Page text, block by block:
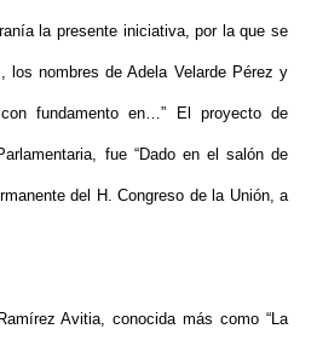
la presente iniciativa, por la que se
los nombres de Adela Velarde Pérez y
fundamento en…” El proyecto de
fue “Dado en el salón de
del H. Congreso de la Unión, a
Avitia, conocida más como “La